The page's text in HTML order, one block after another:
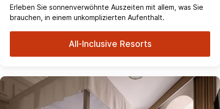
Erleben Sie sonnenverwöhnte Auszeiten mit allem, was Sie
brauchen, in einem unkomplizierten Aufenthalt.
All-Inclusive Resorts